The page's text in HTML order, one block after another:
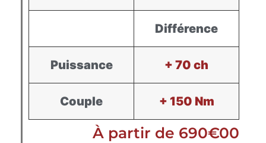
Différence
Puissance + 70 ch
Couple + 150 Nm
À partir de 690€00